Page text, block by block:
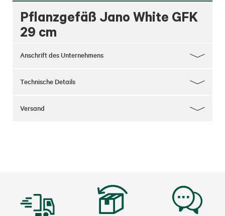
Pflanzgefäß Jano White GFK
29 cm
Anschrift des Unternehmens
Technische Details
Versand